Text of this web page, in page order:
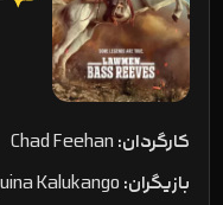
کارگردان:Chad Feehan
بازیگران:Kalukango